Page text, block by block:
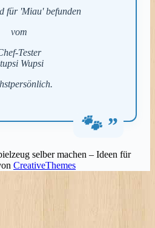
für 'Miau' befunden
vom
Tester
Wupsi
selber machen – Ideen für
CreativeThemes